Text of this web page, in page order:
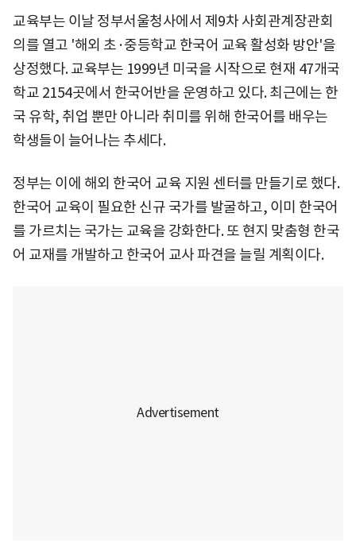
교육부는 이날 정부서울청사에서 제9차 사회관계장관회
의를 열고 '해외 초·중등학교 한국어 교육 활성화 방안'을
상정했다. 교육부는 1999년 미국을 시작으로 현재 47개국
학교 2154곳에서 한국어반을 운영하고 있다. 최근에는 한
국 유학, 취업 뿐만 아니라 취미를 위해 한국어를 배우는
학생들이 늘어나는 추세다.
정부는 이에 해외 한국어 교육 지원 센터를 만들기로 했다.
한국어 교육이 필요한 신규 국가를 발굴하고, 이미 한국어
를 가르치는 국가는 교육을 강화한다. 또 현지 맞춤형 한국
어 교재를 개발하고 한국어 교사 파견을 늘릴 계획이다.